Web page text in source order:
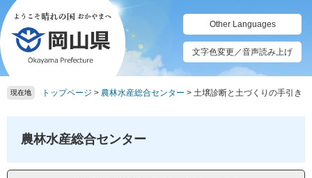
ペ
ー
ジ
の
先
頭
メ
ニ
ュ
ー
を
飛
Other Languages
文字色変更／音声読み上げ
現在地 トップページ > 農林水産総合センター > 土壌診断と土づくりの手引き
農林水産総合センター